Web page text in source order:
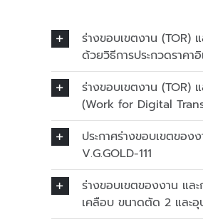
ร่างขอบเขตงาน (TOR)
ด้วยวิธีการประกวดราค
ร่างขอบเขตงาน (TOR)
(Work for Digital
ประกาศร่างขอบเขตขอ
V.G.GOLD-111
ร่างขอบเขตของงาน แ
เคลือบ ขนาดตัด 2 และ